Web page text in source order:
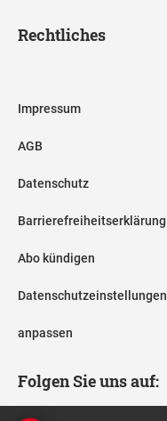
Rechtliches
Impressum
AGB
Datenschutz
Barrierefreiheitserklärung
Abo kündigen
Datenschutzeinstellungen
anpassen
Folgen Sie uns auf: